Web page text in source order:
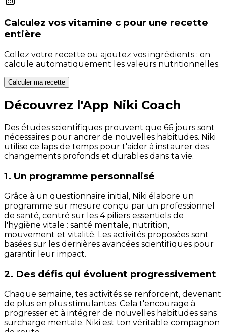
Calculez vos vitamine c pour une recette
entière
Collez votre recette ou ajoutez vos ingrédients : on
calcule automatiquement les valeurs nutritionnelles.
Calculer ma recette
Découvrez l'App Niki Coach
Des études scientifiques prouvent que 66 jours sont
nécessaires pour ancrer de nouvelles habitudes. Niki
utilise ce laps de temps pour t'aider à instaurer des
changements profonds et durables dans ta vie.
1. Un programme personnalisé
Grâce à un questionnaire initial, Niki élabore un
programme sur mesure conçu par un professionnel
de santé, centré sur les 4 piliers essentiels de
l'hygiène vitale : santé mentale, nutrition,
mouvement et vitalité. Les activités proposées sont
basées sur les dernières avancées scientifiques pour
garantir leur impact.
2. Des défis qui évoluent progressivement
Chaque semaine, tes activités se renforcent, devenant
de plus en plus stimulantes. Cela t'encourage à
progresser et à intégrer de nouvelles habitudes sans
surcharge mentale. Niki est ton véritable compagnon